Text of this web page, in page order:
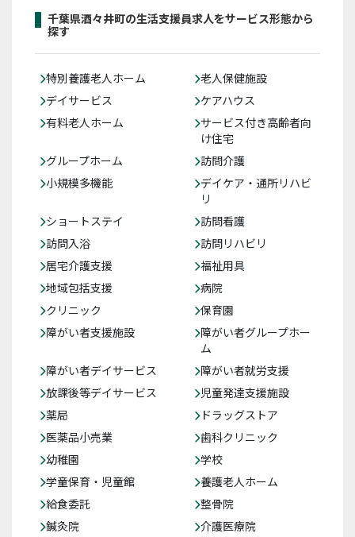
千葉県酒々井町の生活支援員求人をサービス形態から
探す
特別養護老人ホーム
老人保健施設
デイサービス
ケアハウス
有料老人ホーム
サービス付き高齢者向
け住宅
グループホーム
訪問介護
小規模多機能
デイケア・通所リハビ
リ
ショートステイ
訪問看護
訪問入浴
訪問リハビリ
居宅介護支援
福祉用具
地域包括支援
病院
クリニック
保育園
障がい者支援施設
障がい者グループホー
ム
障がい者デイサービス
障がい者就労支援
放課後等デイサービス
児童発達支援施設
薬局
ドラッグストア
医薬品小売業
歯科クリニック
幼稚園
学校
学童保育・児童館
養護老人ホーム
給食委託
整骨院
鍼灸院
介護医療院